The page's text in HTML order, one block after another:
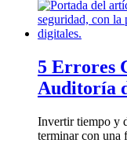
5 Errores
Auditoría
Invertir tiempo y
terminar con una